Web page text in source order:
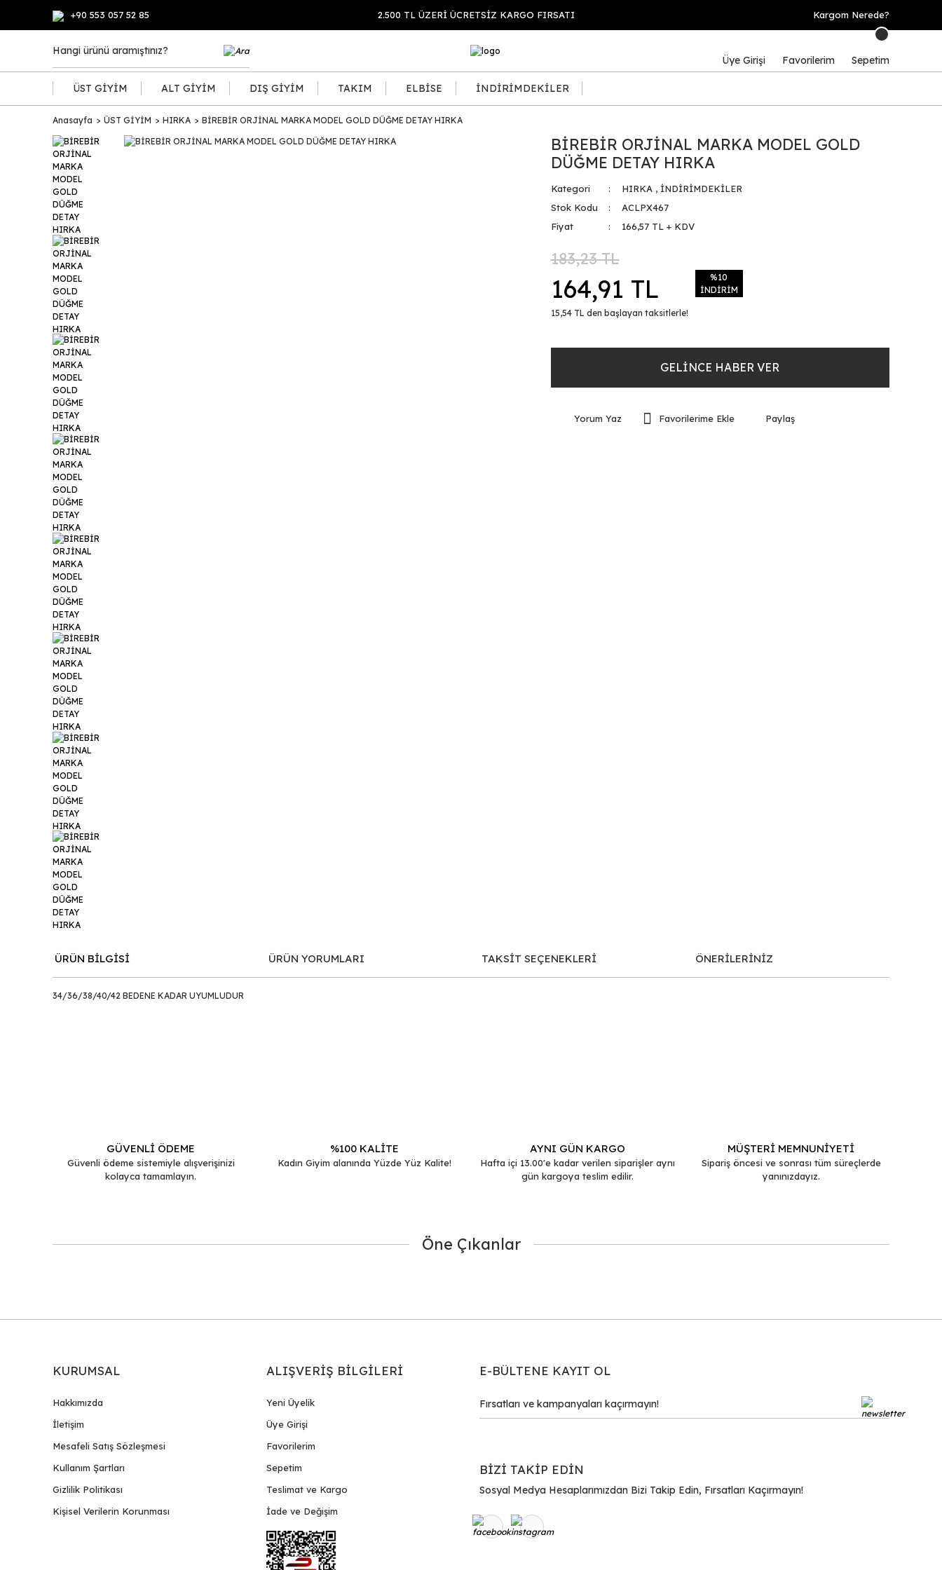
+90 553 057 52 85 2.500 TL ÜZERİ ÜCRETSİZ KARGO FIRSATI Kargom Nerede?
Üye Girişi Favorilerim Sepetim
ÜST GİYİM ALT GİYİM DIŞ GİYİM TAKIM ELBİSE İNDİRİMDEKİLER
Anasayfa ÜST GİYİM HIRKA BİREBİR ORJİNAL MARKA MODEL GOLD DÜĞME DETAY HIRKA
BİREBİR ORJİNAL MARKA MODEL GOLD
DÜĞME DETAY HIRKA
Kategori HIRKA , İNDİRİMDEKİLER
Stok Kodu
ACLPX467
Fiyat
166,57 TL + KDV
183,23 TL
164,91 TL
15,54 TL den başlayan taksitlerle!
%10
İNDİRİM
GELİNCE HABER VER
Yorum Yaz Paylaş
ÜRÜN BİLGİSİ ÜRÜN YORUMLARI TAKSİT SEÇENEKLERİ ÖNERİLERİNİZ
34/36/38/40/42 BEDENE KADAR UYUMLUDUR
Ürün fiyatı diğer sitelerden daha pahalı.
Bu ürüne benzer farklı alternatifler olmalı.
GÜVENLİ ÖDEME
Güvenli ödeme sistemiyle alışverişinizi
kolayca tamamlayın.
%100 KALİTE
Kadın Giyim alanında Yüzde Yüz Kalite!
AYNI GÜN KARGO
Hafta içi 13.00'e kadar verilen siparişler aynı
gün kargoya teslim edilir.
MÜŞTERİ MEMNUNİYETİ
Sipariş öncesi ve sonrası tüm süreçlerde
yanınızdayız.
Öne Çıkanlar
KURUMSAL
Hakkımızda
İletişim
Mesafeli Satış Sözleşmesi
Kullanım Şartları
Gizlilik Politikası
Kişisel Verilerin Korunması
ALIŞVERİŞ BİLGİLERİ
Yeni Üyelik
Üye Girişi
Favorilerim
Sepetim
Teslimat ve Kargo
İade ve Değişim
E-BÜLTENE KAYIT OL
BİZİ TAKİP EDİN
Sosyal Medya Hesaplarımızdan Bizi Takip Edin, Fırsatları Kaçırmayın!